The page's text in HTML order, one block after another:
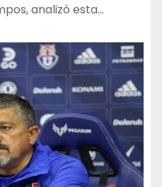
analizó esta…